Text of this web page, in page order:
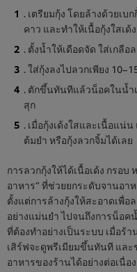
. เตรียมกุ้ง โดยล้างด้วย
คาว และทำให้เนื้อกุ้งใสเด้ง
. ตั้งน้ำให้เดือดจัด ใส่เกลื
. ใส่กุ้งลงไปลวกเพียง
. ตักขึ้นทันทีแล้วน็อคในน้ำ
สุก
. เมื่อกุ้งเด้งใสและเนื้อแ
ต้มยำ หรือกุ้งลวกจิ้มได้เลย
การลวกกุ้งให้ได้เนื้อเด้ง กรอ
อาหาร” ที่ช่วยยกระดับจานอา
ตั้งแต่การล้างกุ้งให้สะอาดเพื่
อย่างแม่นยำ ไปจนถึงการน็อ
ที่ต้องทำอย่างเป็นระบบ เมื่อร้
เสิร์ฟจะดูพรีเมียมขึ้นทันที แล
อาหารของร้านได้อย่างต่อเนื่อง